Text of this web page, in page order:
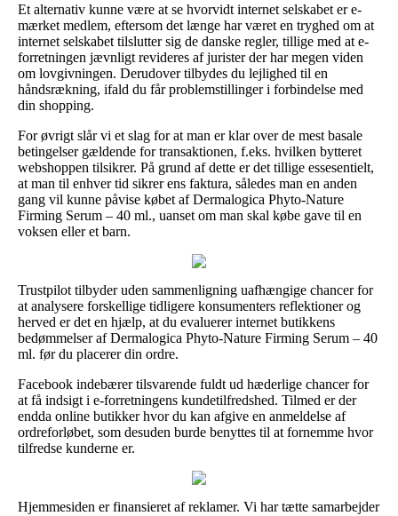
Et alternativ kunne være at se hvorvidt internet selskabet er e-
mærket medlem, eftersom det længe har været en tryghed om at
internet selskabet tilslutter sig de danske regler, tillige med at e-
forretningen jævnligt revideres af jurister der har megen viden
om lovgivningen. Derudover tilbydes du lejlighed til en
håndsrækning, ifald du får problemstillinger i forbindelse med
din shopping.
For øvrigt slår vi et slag for at man er klar over de mest basale
betingelser gældende for transaktionen, f.eks. hvilken bytteret
webshoppen tilsikrer. På grund af dette er det tillige essesentielt,
at man til enhver tid sikrer ens faktura, således man en anden
gang vil kunne påvise købet af Dermalogica Phyto-Nature
Firming Serum – 40 ml., uanset om man skal købe gave til en
voksen eller et barn.
Trustpilot tilbyder uden sammenligning uafhængige chancer for
at analysere forskellige tidligere konsumenters reflektioner og
herved er det en hjælp, at du evaluerer internet butikkens
bedømmelser af Dermalogica Phyto-Nature Firming Serum – 40
ml. før du placerer din ordre.
Facebook indebærer tilsvarende fuldt ud hæderlige chancer for
at få indsigt i e-forretningens kundetilfredshed. Tilmed er der
endda online butikker hvor du kan afgive en anmeldelse af
ordreforløbet, som desuden burde benyttes til at fornemme hvor
tilfredse kunderne er.
Hjemmesiden er finansieret af reklamer. Vi har tætte samarbejder